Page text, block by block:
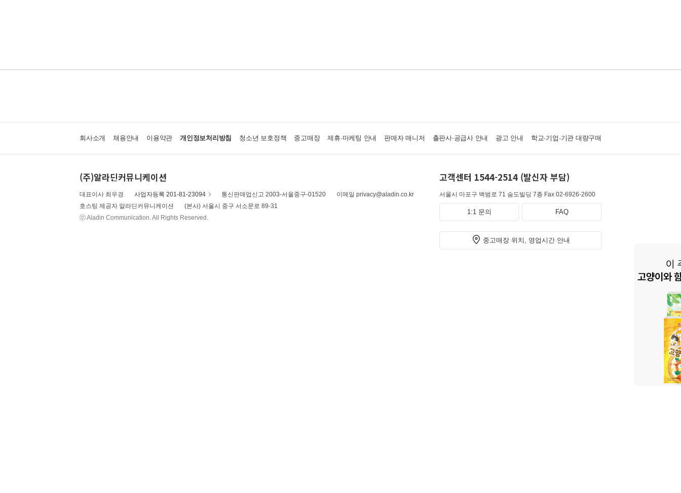
회사소개 채용안내 이용약관 개인정보처리방침 청소년 보호정책 중고매장 제휴·마케팅 안내 판매자 매니저 출판사·공급사 안내 광고 안내 학교·기업·기관 대량구매
(주)알라딘커뮤니케이션
대표이사 최우경 사업자등록 201-81-23094 통신판매업신고 2003-서울중구-01520
이메일 privacy@aladin.co.kr
호스팅 제공자 알라딘커뮤니케이션
(본사) 서울시 중구 서소문로 89-31
ⓒ Aladin Communication. All Rights Reserved.
고객센터 1544-2514 (발신자 부담)
서울시 마포구 백범로 71 숨도빌딩 7층 Fax 02-6926-2600
1:1 문의 FAQ
중고매장 위치, 영업시간 안내